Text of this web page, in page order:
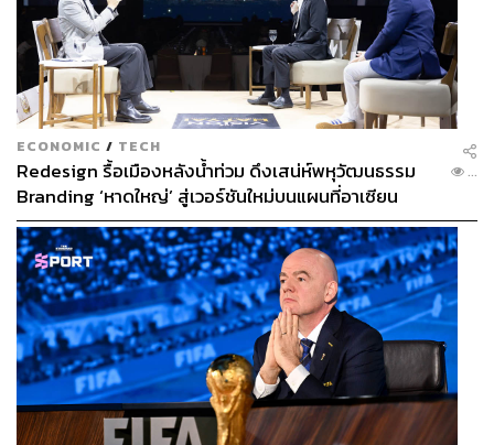
ECONOMIC / TECH
Redesign รื้อเมืองหลังน้ำท่วม ดึงเสน่ห์พหุวัฒนธรรม
Branding ‘หาดใหญ่’ สู่เวอร์ชันใหม่บนแผนที่อาเซียน
...